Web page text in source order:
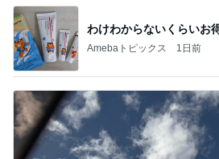
わけわからないくらいお
Amebaトピックス 1日前